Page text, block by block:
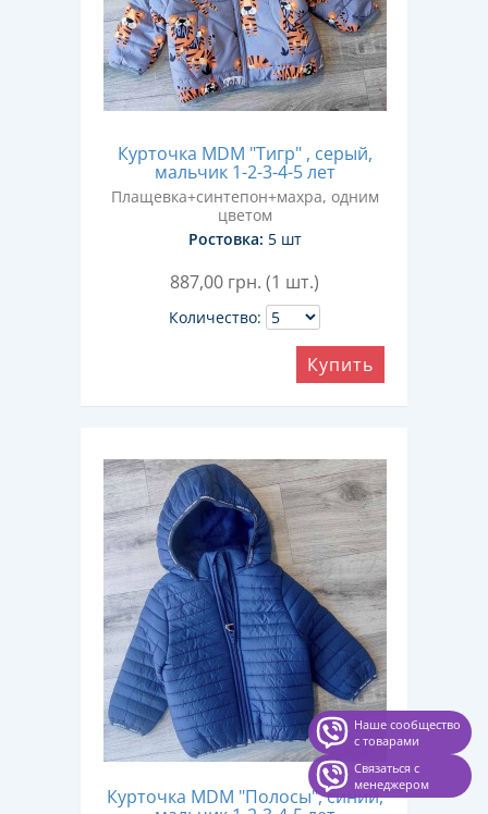
Курточка MDM "Тигр" , серый,
мальчик 1-2-3-4-5 лет
Плащевка+синтепон+махра, одним
цветом
Ростовка: 5 шт
887,00 грн. (1 шт.)
Количество:
Купить
Курточка MDM "Полосы", синий,
Наше сообщество
с товарами
Связаться с
менеджером